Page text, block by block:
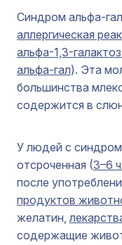
Синдром альфа-
аллергическая
альфа-1,3-
альфа-гал). Эта
большинства
содержится в
У людей с
отсроченная (3–6
после
продуктов
желатин,
содержащие